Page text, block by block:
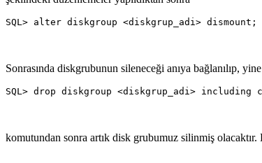
SQL> alter diskgroup <diskgrup_adi> dismount;
Sonrasında diskgrubunun sileneceği anıya bağlanılıp,
SQL> drop diskgroup <diskgrup_adi> including
komutundan sonra artık disk grubumuz silinmiş